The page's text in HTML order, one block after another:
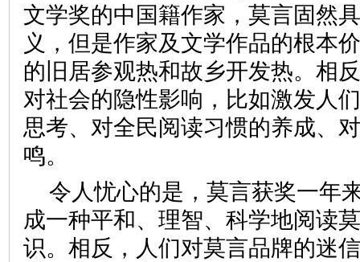
文学奖的中国籍作家，莫言固然
义，但是作家及文学作品的根本
的旧居参观热和故乡开发热。相
对社会的隐性影响，比如激发人
思考、对全民阅读习惯的养成、
鸣。
令人忧心的是，莫言获奖一年
成一种平和、理智、科学地阅读
识。相反，人们对莫言品牌的迷